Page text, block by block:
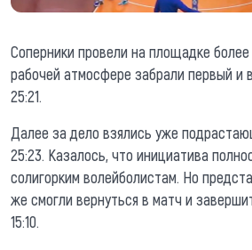
Соперники провели на площадке
рабочей атмосфере забрали первый и
25:21.
Далее за дело взялись уже
25:23. Казалось, что инициатива
солигорким волейболистам. Но
же смогли вернуться в матч и
15:10.